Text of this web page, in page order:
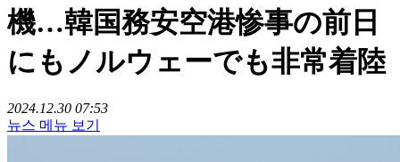
機…韓国務安空港惨事の前日
にもノルウェーでも非常着陸
2024.12.30 07:53
뉴스 메뉴 보기